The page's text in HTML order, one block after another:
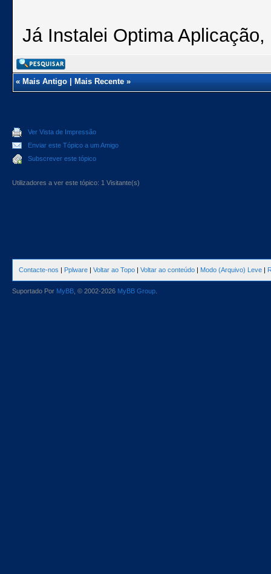
Já Instalei Optima
«Mais Antigo|Mais Recente»
Ver Vista de Impressão
Enviar este Tópico a um Amigo
Subscrever este tópico
Utilizadores a ver este tópico: 1 Visitante(s)
Contacte-nos | Pplware | Voltar ao Topo | Voltar ao conteúdo | Modo (Arquivo) Leve |
Suportado Por MyBB , © 2002-2026 MyBB Group